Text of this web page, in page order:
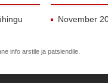
November
info arstile ja patsiendile.